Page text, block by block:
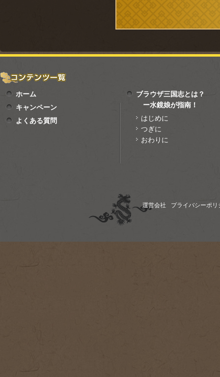
ホーム
キャンペーン
よくある質問
ブラウザ三国志とは？
ー水鏡娘が指南！
はじめに
つぎに
おわりに
運営会社 プライバシーポリ